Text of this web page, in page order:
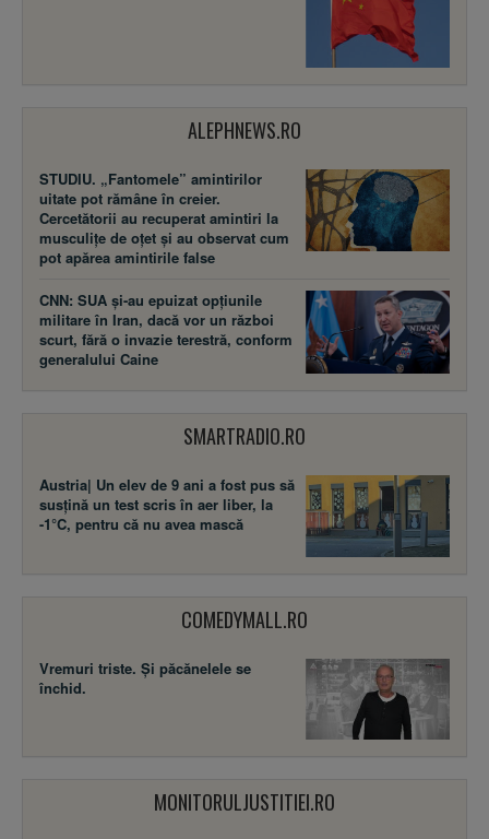
ALEPHNEWS.RO
STUDIU. „Fantomele” amintirilor
uitate pot rămâne în creier.
Cercetătorii au recuperat amintiri la
musculițe de oțet și au observat cum
pot apărea amintirile false
CNN: SUA şi-au epuizat opțiunile
militare în Iran, dacă vor un război
scurt, fără o invazie terestră, conform
generalului Caine
SMARTRADIO.RO
Austria| Un elev de 9 ani a fost pus să
susţină un test scris în aer liber, la
-1°C, pentru că nu avea mască
COMEDYMALL.RO
Vremuri triste. Şi păcănelele se
închid.
MONITORULJUSTITIEI.RO